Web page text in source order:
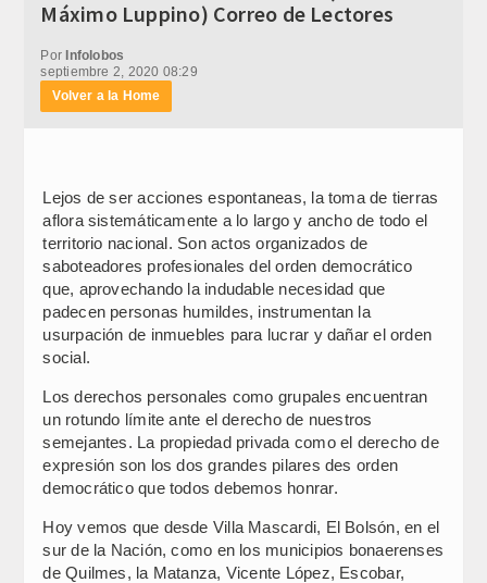
Máximo Luppino) Correo de Lectores
PorInfolobos
septiembre 2, 2020 08:29
Volver a la Home
Lejos de ser acciones espontaneas, la toma de tierras
aflora sistemáticamente a lo largo y ancho de todo el
territorio nacional. Son actos organizados de
saboteadores profesionales del orden democrático
que, aprovechando la indudable necesidad que
padecen personas humildes, instrumentan la
usurpación de inmuebles para lucrar y dañar el orden
social.
Los derechos personales como grupales encuentran
un rotundo límite ante el derecho de nuestros
semejantes. La propiedad privada como el derecho de
expresión son los dos grandes pilares des orden
democrático que todos debemos honrar.
Hoy vemos que desde Villa Mascardi, El Bolsón, en el
sur de la Nación, como en los municipios bonaerenses
de Quilmes, la Matanza, Vicente López, Escobar,